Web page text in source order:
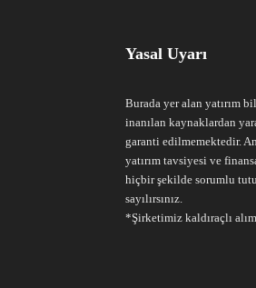
Yasal Uyarı
Burada yer alan yatırım
inanılan kaynaklardan
garanti edilmemektedir.
yatırım tavsiyesi ve
hiçbir şekilde sorumlu
sayılırsınız.
*Şirketimiz kaldıraçlı